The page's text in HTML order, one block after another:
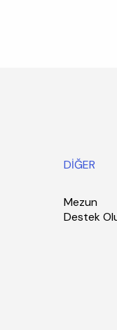
DİĞER
Mezun
Destek